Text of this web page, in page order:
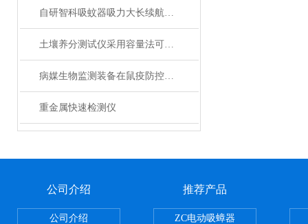
自研智科吸蚊器吸力大长续航绿光照明诱蚊
土壤养分测试仪采用容量法可以避免误差
病媒生物监测装备在鼠疫防控中的应用
重金属快速检测仪
公司介绍
公司介绍
推荐产品
ZC电动吸蟑器